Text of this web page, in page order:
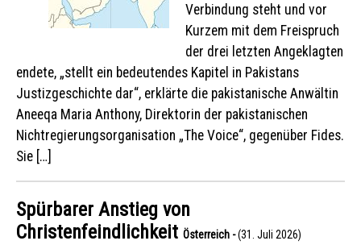
Verbindung steht und vor
Kurzem mit dem Freispruch
der drei letzten Angeklagten
endete, „stellt ein bedeutendes Kapitel in Pakistans
Justizgeschichte dar“, erklärte die pakistanische Anwältin
Aneeqa Maria Anthony, Direktorin der pakistanischen
Nichtregierungsorganisation „The Voice“, gegenüber Fides.
Sie […]
Spürbarer Anstieg von
Christenfeindlichkeit Österreich -(31. Juli 2026)